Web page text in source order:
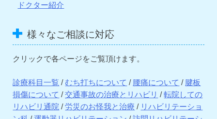
ドクター紹介
様々なご相談に対応
クリックで各ページをご覧頂けます。
診療科目一覧 / むち打ちについて / 腰痛について / 腱板
損傷について /交通事故の治療とリハビリ /転院しての
リハビリ通院 /労災のお怪我と治療 / リハビリテーショ